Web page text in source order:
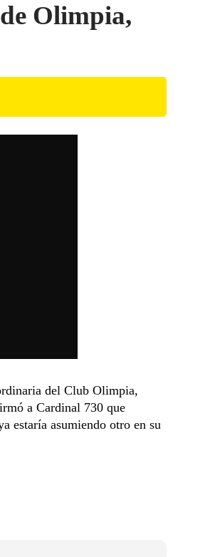
Olimpia,
del Club Olimpia,
a Cardinal 730 que
estaría asumiendo otro en su